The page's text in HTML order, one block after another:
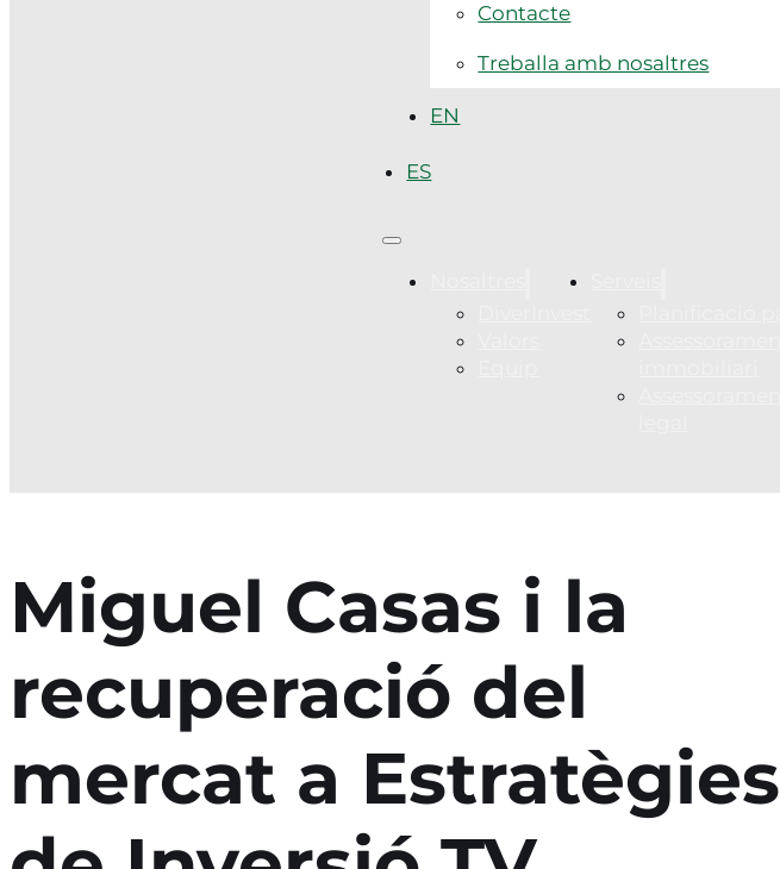
Contacte
Treballa amb nosaltres
EN
ES
Miguel Casas i la
recuperació del
mercat a Estratègies